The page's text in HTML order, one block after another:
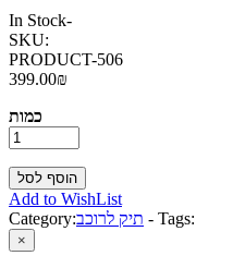
In Stock-
SKU:
PRODUCT-506
399.00₪
כמות
Add to WishList
Category:תיק לרוכב - Tags:
×